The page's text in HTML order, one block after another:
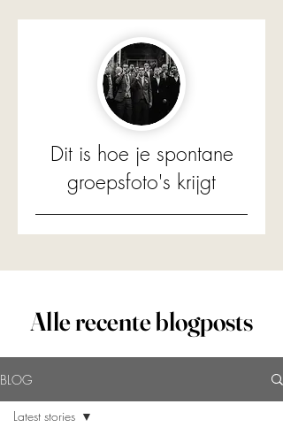
Dit is hoe je spontane
groepsfoto's krijgt
Alle recente blogposts
BLOG
Latest stories